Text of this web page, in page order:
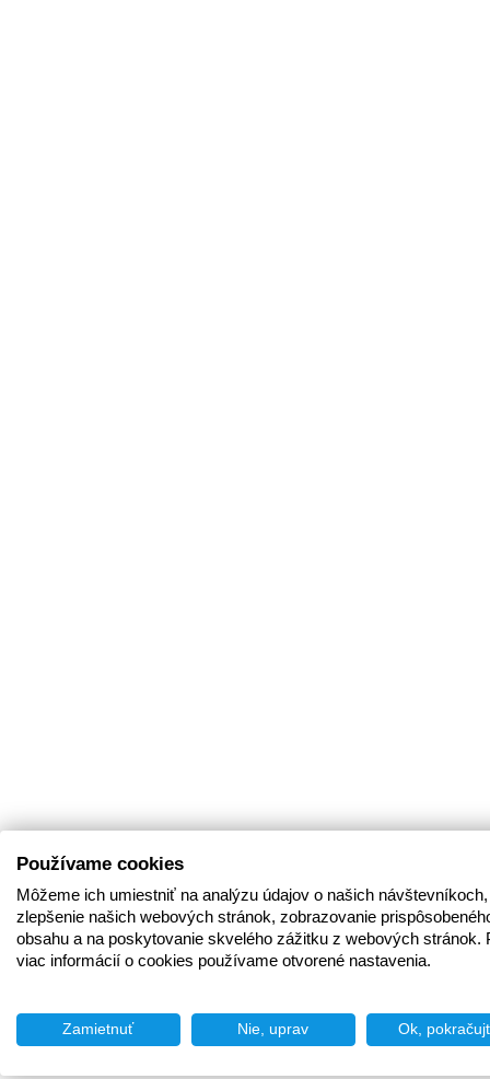
Používame cookies
Môžeme ich umiestniť na analýzu údajov o našich
zlepšenie našich webových stránok, zobrazovanie
obsahu a na poskytovanie skvelého zážitku z webových stránok.
viac informácií o cookies používame otvorené nastavenia.
Zamietnuť Nie, uprav Ok,